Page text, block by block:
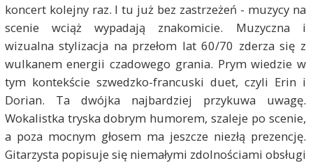
koncert kolejny raz. I tu już bez zastrzeżeń - muzycy na
scenie wciąż wypadają znakomicie. Muzyczna i
wizualna stylizacja na przełom lat 60/70 zderza się z
wulkanem energii czadowego grania. Prym wiedzie w
tym kontekście szwedzko-francuski duet, czyli Erin i
Dorian. Ta dwójka najbardziej przykuwa uwagę.
Wokalistka tryska dobrym humorem, szaleje po scenie,
a poza mocnym głosem ma jeszcze niezłą prezencję.
Gitarzysta popisuje się niemałymi zdolnościami obsługi